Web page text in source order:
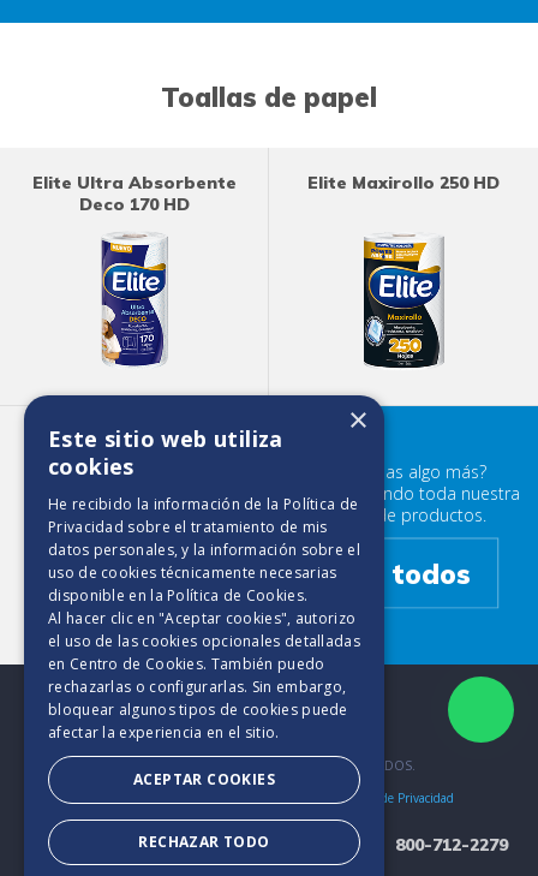
Toallas de papel
Elite Ultra Absorbente
Deco 170 HD
Elite Maxirollo 250 HD
Elite Multiusos 200 HD
¿Buscabas algo más?
Prueba mirando toda nuestra
familia de productos.
Ver todos
2025. TODOS LOS DERECHOS RESERVADOS.
Políticas de Privacidad
800-712-2279
×
Este sitio web utiliza
cookies
He recibido la información de la Política de
Privacidad sobre el tratamiento de mis
datos personales, y la información sobre el
uso de cookies técnicamente necesarias
disponible en la Política de Cookies.
Al hacer clic en "Aceptar cookies", autorizo
el uso de las cookies opcionales detalladas
en Centro de Cookies. También puedo
rechazarlas o configurarlas. Sin embargo,
bloquear algunos tipos de cookies puede
afectar la experiencia en el sitio.
ACEPTAR COOKIES
RECHAZAR TODO